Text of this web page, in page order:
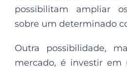
possibilitam ampliar
sobre um determinado
Outra possibilidade,
mercado, é investir em